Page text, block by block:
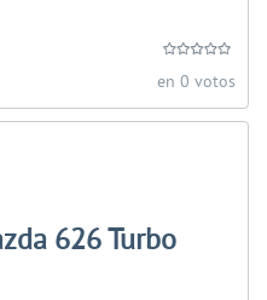
en 0 votos
626 Turbo